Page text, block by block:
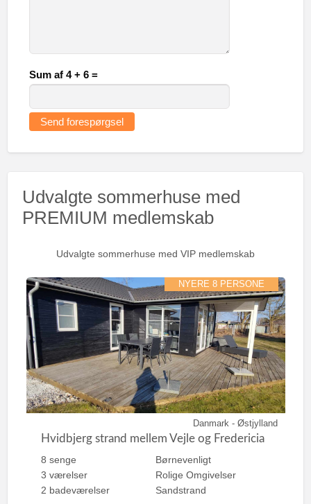
Sum af 4 + 6 =
Udvalgte sommerhuse med
PREMIUM medlemskab
Udvalgte sommerhuse med VIP medlemskab
NYERE 8 PERSONE
Danmark - Østjylland
Hvidbjerg strand mellem Vejle og Fredericia
8 senge
3 værelser
2 badeværelser
Børnevenligt
Rolige Omgivelser
Sandstrand